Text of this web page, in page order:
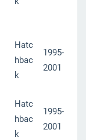
Hatc
hbac
k
1995-
2001
Hatc
hbac
k
1995-
2001